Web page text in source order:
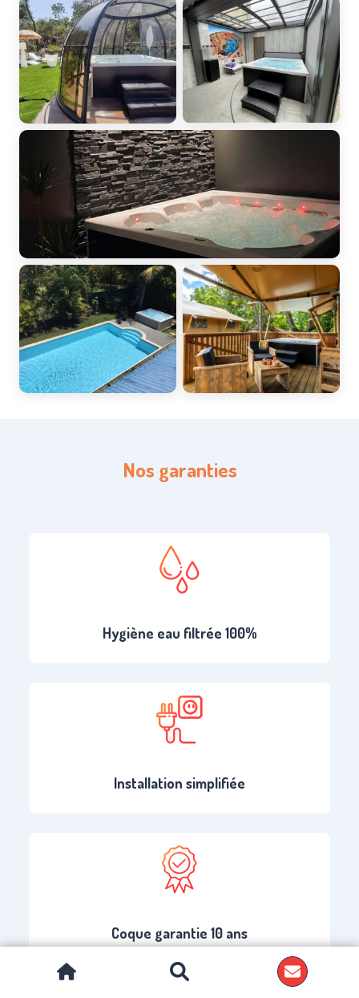
Nos garanties
Hygiène eau filtrée 100%
Installation simplifiée
Coque garantie 10 ans